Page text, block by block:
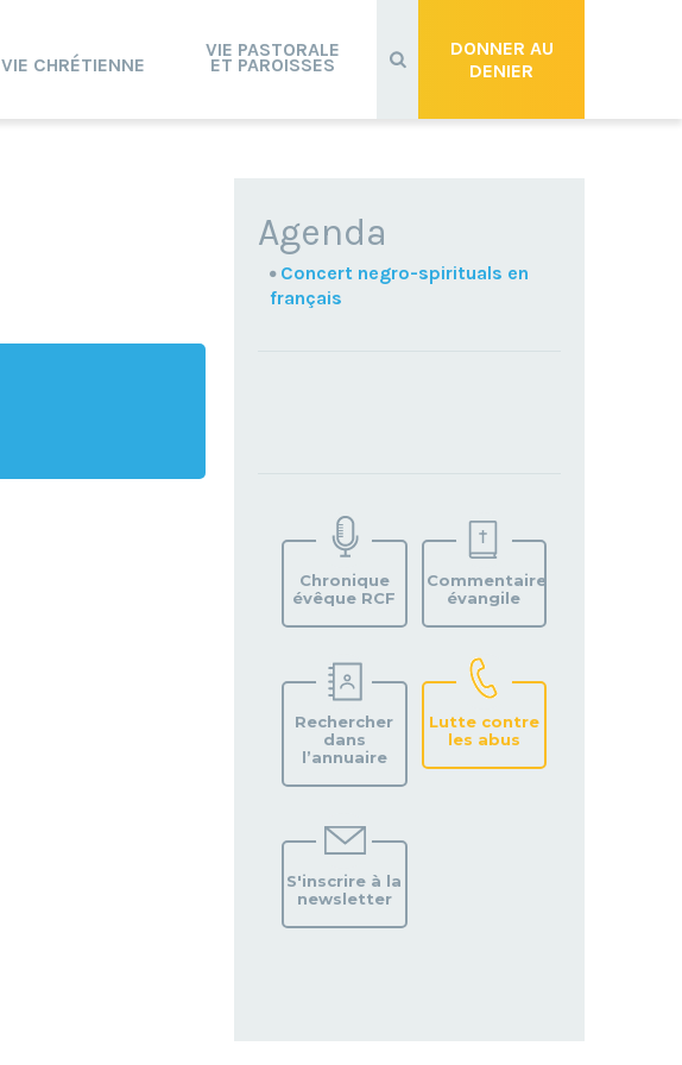
DONNER AU
DENIER
VIE CHRÉTIENNE
VIE PASTORALE
ET PAROISSES
NAVIGATION
Agenda
Concert negro-spirituals en
français
VOTRE
PAROISSE
Chronique
évêque RCF
Commentaire
évangile
Rechercher
dans
l’annuaire
Lutte contre
les abus
S'inscrire à la
newsletter